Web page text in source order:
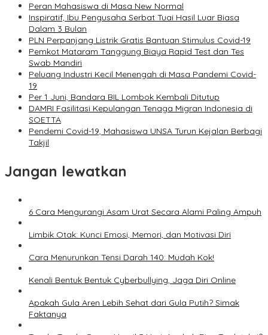
Peran Mahasiswa di Masa New Normal
Inspiratif, Ibu Pengusaha Serbat Tuai Hasil Luar Biasa
Dalam 3 Bulan
PLN Perpanjang Listrik Gratis Bantuan Stimulus Covid-19
Pemkot Mataram Tanggung Biaya Rapid Test dan Tes
Swab Mandiri
Peluang Industri Kecil Menengah di Masa Pandemi Covid-
19
Per 1 Juni, Bandara BIL Lombok Kembali Ditutup
DAMRI Fasilitasi Kepulangan Tenaga Migran Indonesia di
SOETTA
Pendemi Covid-19, Mahasiswa UNSA Turun Kejalan Berbagi
Takjil
Jangan lewatkan
6 Cara Mengurangi Asam Urat Secara Alami Paling Ampuh
Limbik Otak: Kunci Emosi, Memori, dan Motivasi Diri
Cara Menurunkan Tensi Darah 140: Mudah Kok!
Kenali Bentuk Bentuk Cyberbullying, Jaga Diri Online
Apakah Gula Aren Lebih Sehat dari Gula Putih? Simak
Faktanya